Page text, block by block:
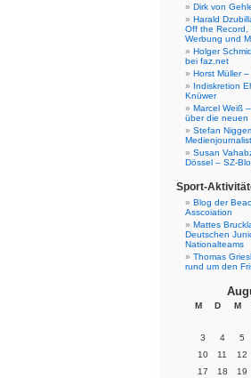
Dirk von
Harald
Off the Record,
Werbung und
Holger
bei faz.net
Horst Müller
Indiskretion
Knüwer
Marcel Weiß
über die neuen
Stefan
Medienjournalist
Susan
Dössel – SZ-
Sport-
Blog der
Asscoiation
Mattes
Deutschen
Nationalteams
Thomas
rund um den
M D M
3
4 5
10
11 12
17
18 19